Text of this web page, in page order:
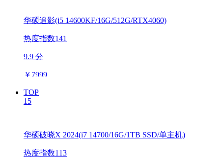
华硕追影(i5 14600KF/16G/512G/RTX4060)
热度指数141
9.9 分
￥ 7999
TOP
15
华硕破晓X 2024(i7 14700/16G/1TB SSD/单主机)
热度指数113